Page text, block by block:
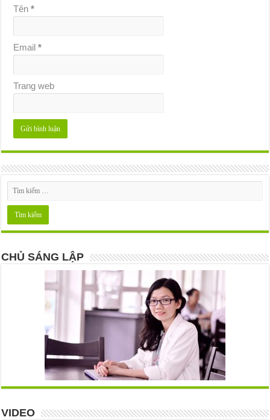
Tên*
Email*
Trang web
CHỦ SÁNG LẬP
VIDEO